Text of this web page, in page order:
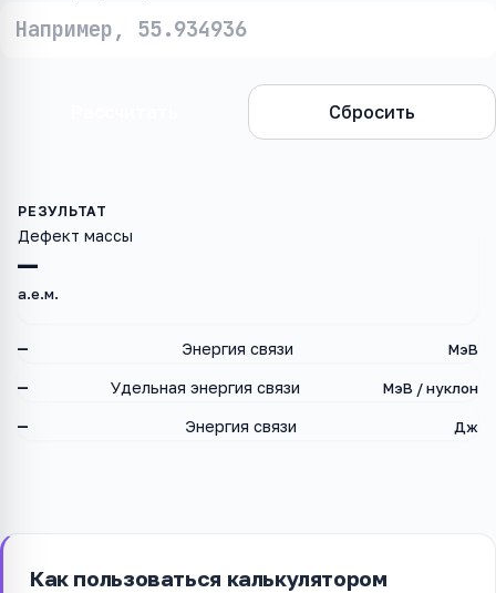
Сбросить
—
Дефект массы
а.е.м.
— Энергия связи МэВ
— Удельная энергия связи МэВ / нуклон
— Энергия связи Дж
Как пользоваться калькулятором